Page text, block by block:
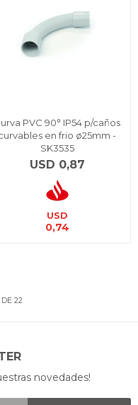
PVC 90° IP54 p/caños
en frio ø25mm -
SK3535
USD 0,87
USD
0,74
22
novedades!